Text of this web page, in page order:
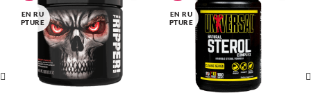
EN RU
PTURE
EN RU
PTURE